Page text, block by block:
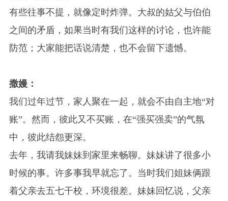
有些往事不提，就像定时炸弹。大叔的姑父与伯伯
之间的矛盾，如果当时有我们这样的讨论，也许能
防范；大家能把话说清楚，也不会留下遗憾。
撒嫚：
我们过年过节，家人聚在一起，就会不由自主地“对
账”。然而，彼此又不买账，在“强买强卖”的气氛
中，彼此结怨更深。
去年，我请我妹妹到家里来畅聊。妹妹讲了很多小
时候的事。许多事我早就忘了。当时我们姐妹俩跟
着父亲去五七干校，环境很差。妹妹回忆说，父亲